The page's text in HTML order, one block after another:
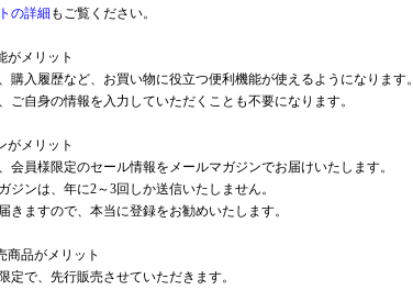
の詳細 もご覧ください。
がメリット
購入履歴など、お買い物に役立つ便利機能が使えるようになります。
ご自身の情報を入力していただくことも不要になります。
がメリット
会員様限定のセール情報をメールマガジンでお届けいたします。
ジンは、年に2～3回しか送信いたしません。
きますので、本当に登録をお勧めいたします。
商品がメリット
定で、先行販売させていただきます。